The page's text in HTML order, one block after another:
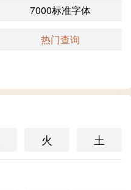
7000标准字体
热门查询
火 土